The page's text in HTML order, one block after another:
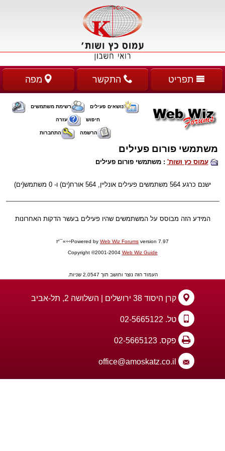
תפריט התקשר מפה
נושאים פעילים רשימת משתמשים
חיפוש עזרה
הרשמה התחברות
משתמשי פורום פעילים
עמוס כץ ושות' : משתמשי פורום פעילים
ישנם כרגע 564 משתמשים פעילים אונליין, 564 אורח(ים) ו- 0 משתמש(ים)
המידע הזה מבוסס על המשתמשים שהיו פעילים בעשר הדקות האחרונות
Powered by Web Wiz Forums version 7.97÷÷»¯°ז
Copyright ©2001-2004 Web Wiz Guide
העמוד הזה נוצר וחושב תוך 2.0547 שניות.
קרן היסוד 38 ירושלים | השלושה 2, תל-אביב
טל. 02-5665122
פקס. 02-5665123
office@amoskatz.co.il